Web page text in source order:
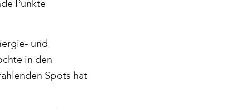
Punkte
und
in den
Spots hat